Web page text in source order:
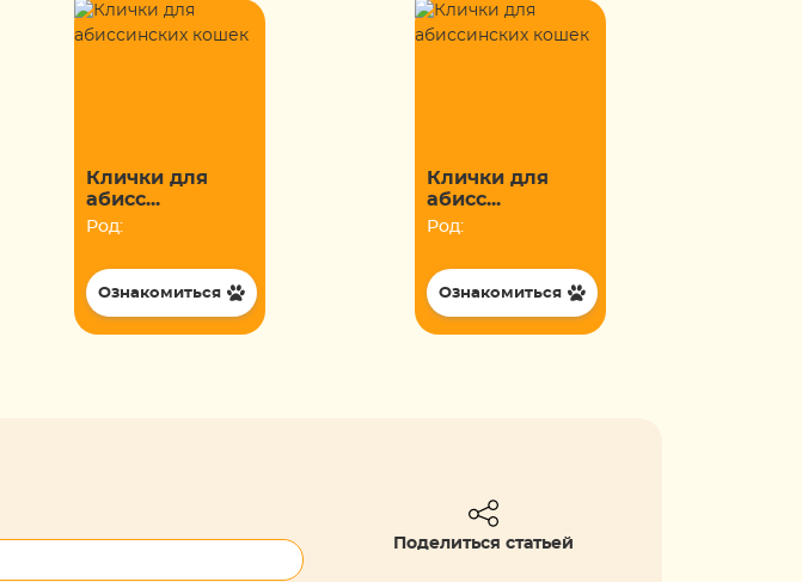
Клички для
абисс...
Род:
Ознакомиться
Клички для
абисс...
Род:
Ознакомиться
Поделиться статьей